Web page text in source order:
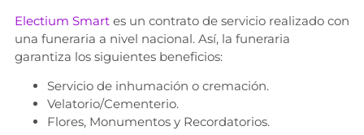
Electium Smartes un contrato de servicio realizado con
una funeraria a nivel nacional. Así, la funeraria
garantiza los siguientes beneficios:
Servicio de inhumación o cremación.
Velatorio/Cementerio.
Flores, Monumentos y Recordatorios.